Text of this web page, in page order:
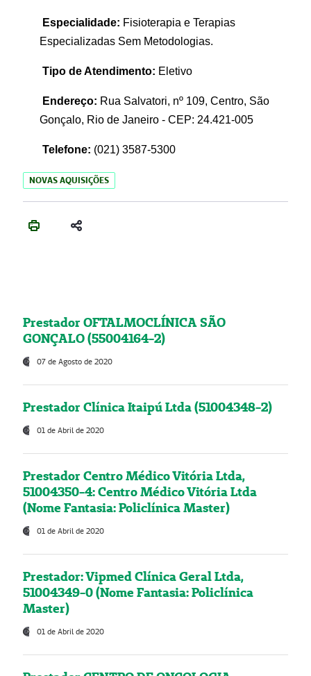
Especialidade: Fisioterapia e Terapias
Especializadas Sem Metodologias.
Tipo de Atendimento: Eletivo
Endereço: Rua Salvatori, nº 109, Centro, São
Gonçalo, Rio de Janeiro - CEP: 24.421-005
Telefone: (021) 3587-5300
NOVAS AQUISIÇÕES
Prestador OFTALMOCLÍNICA SÃO
GONÇALO (55004164-2)
07 de Agosto de 2020
Prestador Clínica Itaipú Ltda (51004348-2)
01 de Abril de 2020
Prestador Centro Médico Vitória Ltda,
51004350-4: Centro Médico Vitória Ltda
(Nome Fantasia: Policlínica Master)
01 de Abril de 2020
Prestador: Vipmed Clínica Geral Ltda,
51004349-0 (Nome Fantasia: Policlínica
Master)
01 de Abril de 2020